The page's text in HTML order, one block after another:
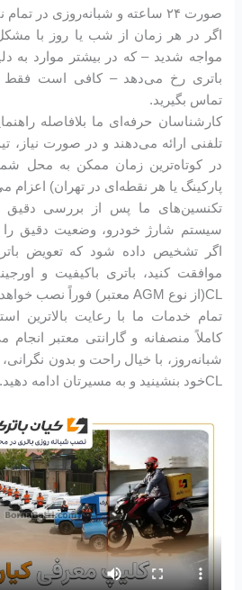
صورت ۲۴ ساعته و شبانه‌روزی در تمام نقاط تهران ارائه می‌دهد.
اگر در هر زمان از شب یا روز با
مواجه شدید – که در بیشتر موارد به
تماس بگیرید.
کارشناسان حرفه‌ای ما بلافاصله
تلفنی ارائه می‌دهند و در صورت نیاز،
در کوتاه‌ترین زمان ممکن به محل
پارکینگ یا هر نقطه‌ای در تهران) اعزام
تکنسین‌های ما پس از بررسی دقیق
سیستم شارژ خودرو، وضعیت دقیق
اگر تشخیص داده شود که تعویض
موافقت کنید، باتری باکیفیت و
CL(از نوع AGM معتبر) فوراً نصب خواهد شد.
تمام خدمات ما با رعایت بالاترین
کاملاً منصفانه و گارانتی معتبر
شبانه‌روز، با خیال راحت و بدون
CLخود بنشینید و به مسیرتان ادامه دهید.